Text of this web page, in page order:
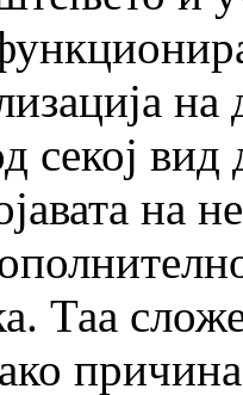
секој
на
Таа